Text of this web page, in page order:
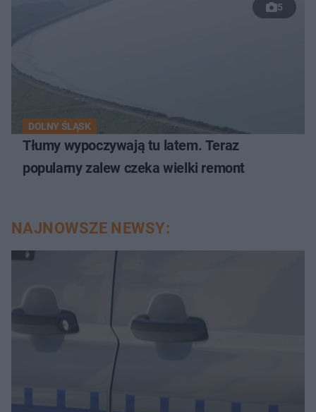
5
DOLNY ŚLĄSK
Tłumy wypoczywają tu latem. Teraz
popularny zalew czeka wielki remont
NAJNOWSZE NEWSY: